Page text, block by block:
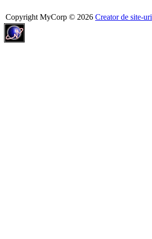
Copyright MyCorp © 2026 Creator de site-uri